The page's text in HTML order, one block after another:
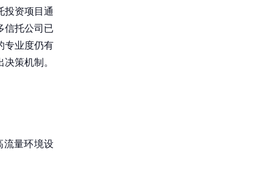
投资项目通
信托公司已
专业度仍有
策机制。
流量环境设